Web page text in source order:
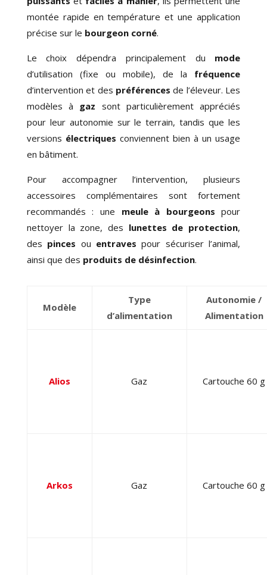
montée rapide en température et une application
précise sur le bourgeon corné.
Le choix dépendra principalement du mode
d’utilisation (fixe ou mobile), de la fréquence
d’intervention et des préférences de l’éleveur. Les
modèles à gaz sont particulièrement appréciés
pour leur autonomie sur le terrain, tandis que les
versions électriques conviennent bien à un usage
en bâtiment.
Pour accompagner l’intervention, plusieurs
accessoires complémentaires sont fortement
recommandés : une meule à bourgeons pour
nettoyer la zone, des lunettes de protection,
des pinces ou entraves pour sécuriser l’animal,
ainsi que des produits de désinfection.
Modèle
Type
d’alimentation
Autonomie /
Alimentation
Alios Gaz Cartouche 60 g
Arkos Gaz Cartouche 60 g